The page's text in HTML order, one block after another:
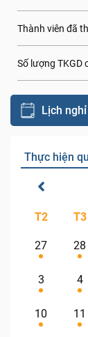
Thành viên đã
Số lượng TKGD
Lịch
Thực hiện
T2 T3
27 28
3 4
10 11